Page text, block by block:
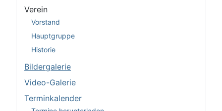
Verein
Vorstand
Hauptgruppe
Historie
Bildergalerie
Video-Galerie
Terminkalender